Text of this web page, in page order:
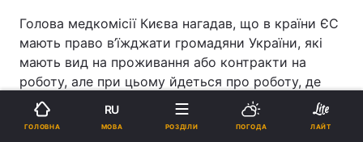
Голова медкомісії Києва нагадав, що в країни ЄС
мають право в’їжджати громадяни України, які
мають вид на проживання або контракти на
роботу, але при цьому йдеться про роботу, де
роботодавець доводить, що ці працівники вкрай
потрібні.
ГОЛОВНА
RU
МОВА РОЗДІЛИ ПОГОДА ЛАЙТ